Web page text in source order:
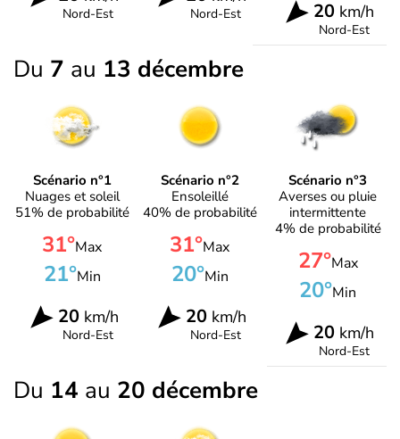
Nord-Est Nord-Est 20 km/h
Nord-Est
Du 7 au 13 décembre
Scénario n°1
Nuages et soleil
51% de probabilité
31°Max
21°Min
20km/h
Nord-Est
Scénario n°2
Ensoleillé
40% de probabilité
31°Max
20°Min
20km/h
Nord-Est
Scénario n°3
Averses ou pluie
intermittente
4% de probabilité
27°Max
20°Min
20 km/h
Nord-Est
Du 14 au 20 décembre